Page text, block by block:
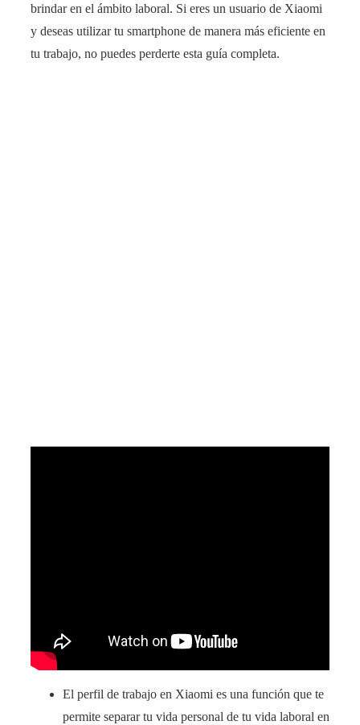
brindar en el ámbito laboral. Si eres un usuario de Xiaomi
y deseas utilizar tu smartphone de manera más eficiente en
tu trabajo, no puedes perderte esta guía completa.
El perfil de trabajo en Xiaomi es una función que te
permite separar tu vida personal de tu vida laboral en